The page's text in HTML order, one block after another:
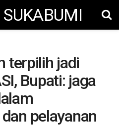
terpilih jadi
Bupati: jaga
pelayanan